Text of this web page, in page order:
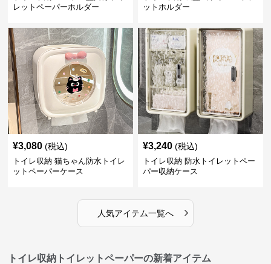
レットペーパーホルダー
ットホルダー
¥3,080 (税込)
トイレ収納 猫ちゃん防水トイレ
ットペーパーケース
¥3,240 (税込)
トイレ収納 防水トイレットペー
パー収納ケース
人気アイテム一覧へ ›
トイレ収納トイレットペーパーの新着アイテム